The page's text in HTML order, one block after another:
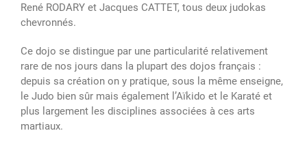
René RODARY et Jacques CATTET, tous deux judokas
chevronnés.
Ce dojo se distingue par une particularité relativement
rare de nos jours dans la plupart des dojos français :
depuis sa création on y pratique, sous la même enseigne,
le Judo bien sûr mais également l’Aïkido et le Karaté et
plus largement les disciplines associées à ces arts
martiaux.